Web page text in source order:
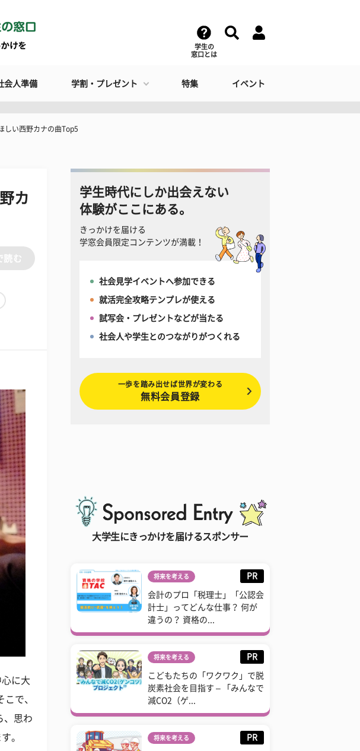
学生の
窓口とは
会人準備 学割・プレゼント 特集 イベント
しい西野カナの曲Top5
カ
読む
に大
で、
、思わ
。
学生時代にしか出会えない
体験がここにある。
きっかけを届ける
学窓会員限定コンテンツが満載！
社会見学イベントへ参加できる
就活完全攻略テンプレが使える
試写会・プレゼントなどが当たる
社会人や学生とのつながりがつくれる
一歩を踏み出せば世界が変わる
無料会員登録
大学生にきっかけを届けるスポンサー
将来を考える PR
会計のプロ「税理士」「公認会
計士」ってどんな仕事？ 何が
違うの？ 資格の...
将来を考える PR
こどもたちの「ワクワク」で脱
炭素社会を目指す – 「みんなで
減CO2（ゲ...
将来を考える PR